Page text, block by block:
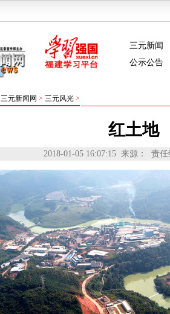
三元新闻
公示公告
三元新闻网 > 三元风光>
红土地
2018-01-05 16:07:15 来源： 责任